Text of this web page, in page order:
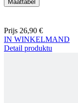
Maattabel
Prijs 26,90 €
IN WINKELMAND
Detail produktu